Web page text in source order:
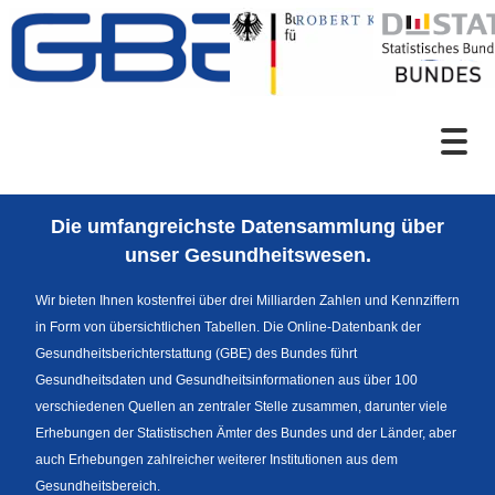
Zum Inhalt
Sprachumschaltung
News
Die umfangreichste Datensammlung über
unser Gesundheitswesen.
Wir bieten Ihnen kostenfrei über drei Milliarden Zahlen und Kennziffern
in Form von übersichtlichen Tabellen. Die Online-Datenbank der
Gesundheitsberichterstattung (GBE) des Bundes führt
Gesundheitsdaten und Gesundheitsinformationen aus über 100
verschiedenen Quellen an zentraler Stelle zusammen, darunter viele
Erhebungen der Statistischen Ämter des Bundes und der Länder, aber
auch Erhebungen zahlreicher weiterer Institutionen aus dem
Gesundheitsbereich.